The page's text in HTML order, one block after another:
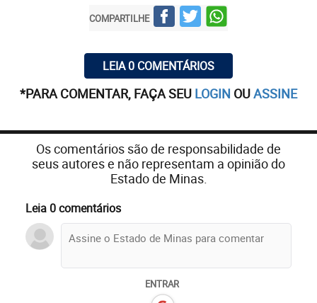
COMPARTILHE
LEIA 0 COMENTÁRIOS
*PARA COMENTAR, FAÇA SEU LOGIN OUASSINE
Os comentários são de responsabilidade de
seus autores e não representam a opinião do
Estado de Minas.
Leia 0 comentários
ENTRAR